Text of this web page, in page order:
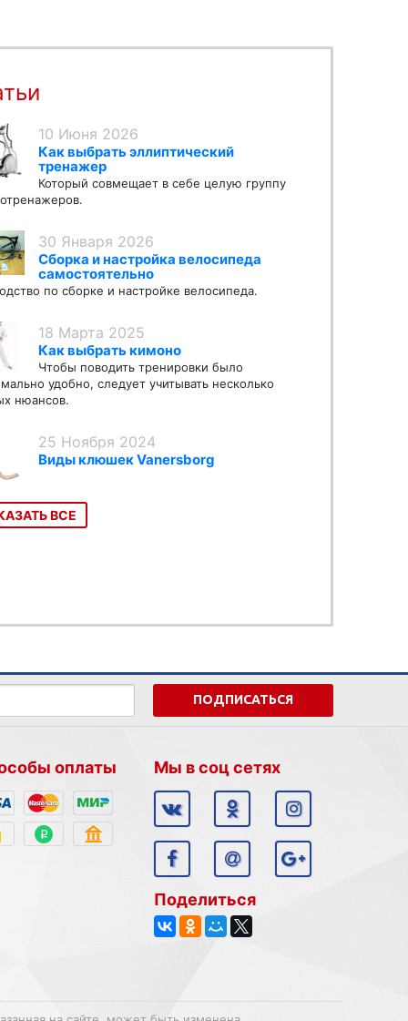
10 Июня 2026
Как выбрать эллиптический
тренажер
Который совмещает в себе целую группу
30 Января 2026
Сборка и настройка велосипеда
самостоятельно
по сборке и настройке велосипеда.
18 Марта 2025
Как выбрать кимоно
Чтобы поводить тренировки было
удобно, следует учитывать несколько
нюансов.
25 Ноября 2024
Виды клюшек Vanersborg
ВСЕ
ПОДПИСАТЬСЯ
оплаты Мы в соц сетях
Поделиться